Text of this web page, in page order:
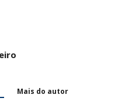
Mais do autor